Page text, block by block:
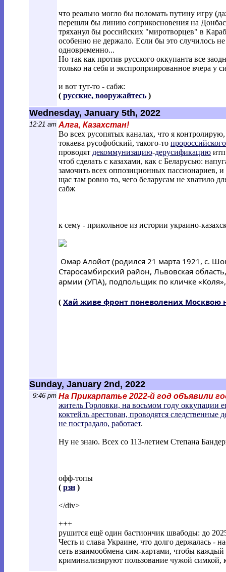
что реально могло бы поломать путину игру
перешли бы линию соприкосновения на
тряханул бы российских "миротворцев" в
особенно не держало. Если бы это случилось
одновременно...
Но так как против русского оккупанта все
только на себя и экспроприированное вчера у
и вот тут-то - сабж:
( русские, вооружайтесь )
Wednesday, January 5th, 2022
12:21 am Алга, Казахстан!
Во всех русопятых каналах, что я
токаева русофобский, такого-то
проводят декоммунизацию-дерусификацию
чтоб сделать с казахами, как с Беларусью:
замочить всех оппозиционных пассионариев,
щас там ровно то, чего беларусам не хватило
сабж
к сему - прикольное из истории украино-
Омар Алойот (родился 21 марта 1921, с.
Старосамбирский район, Львовская
армии (УПА), подпольщик по кличке
( Хай живе фронт поневолених Москвою
Sunday, January 2nd, 2022
9:46 pm На Прикарпатье 2022-й год объявили
житель Горловки, на восьмом году оккупации
коктейль арестован, проводятся
не пострадало, работает.
Ну не знаю. Всех со 113-летием Степана
офф-топы
( рзн )
</div>
+++
рушится ещё один бастиончик швабоды: до
Честь и слава Украине, что долго держалась -
сеть взаимообмена сим-картами, чтобы каждый
криминализируют пользование чужой симкой,